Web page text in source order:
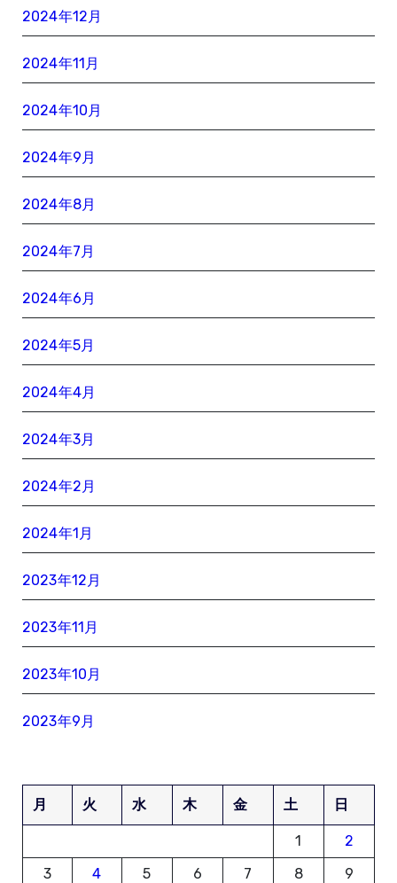
2024年12月
2024年11月
2024年10月
2024年9月
2024年8月
2024年7月
2024年6月
2024年5月
2024年4月
2024年3月
2024年2月
2024年1月
2023年12月
2023年11月
2023年10月
2023年9月
月 火 水 木 金 土 日
1
2
3
4 5 6 7 8
9